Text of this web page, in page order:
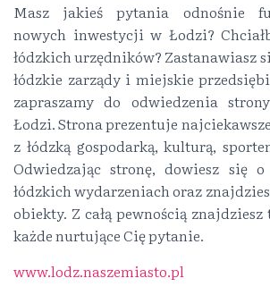
Masz jakieś pytania odnośnie
nowych inwestycji w Łodzi?
łódzkich urzędników? Zastanawiasz
łódzkie zarządy i miejskie
zapraszamy do odwiedzenia
Łodzi. Strona prezentuje
z łódzką gospodarką, kulturą,
Odwiedzając stronę, dowiesz się
łódzkich wydarzeniach oraz
obiekty. Z całą pewnością
każde nurtujące Cię pytanie.
www.lodz.naszemiasto.pl